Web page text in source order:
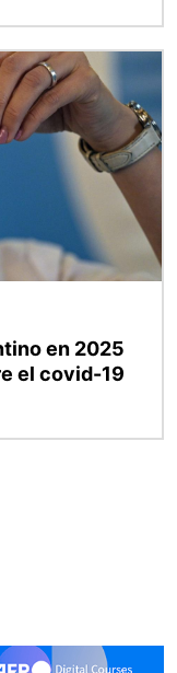
en 2025
el covid-19